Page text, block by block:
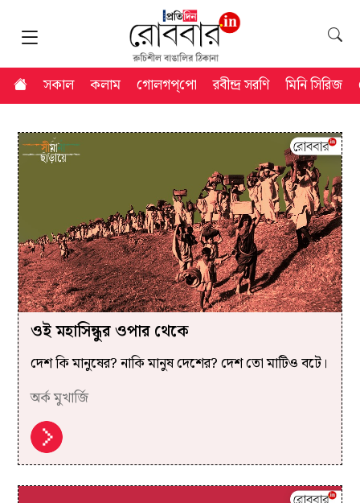
সকাল কলাম গোলগপ্‌পো রবীন্দ্র সরণি মিনি সিরিজ
ওই মহাসিন্ধুর ওপার থেকে
দেশ কি মানুষের? নাকি মানুষ দেশের? দেশ তো মাটিও বটে।
অর্ক মুখার্জি